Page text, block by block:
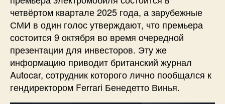
четвёртом квартале 2025 года, а зарубежные
СМИ в один голос утверждают, что премьера
состоится 9 октября во время очередной
презентации для инвесторов. Эту же
информацию приводит британский журнал
Autocar, сотрудник которого лично пообщался к
гендиректором Ferrari Бенедетто Винья.